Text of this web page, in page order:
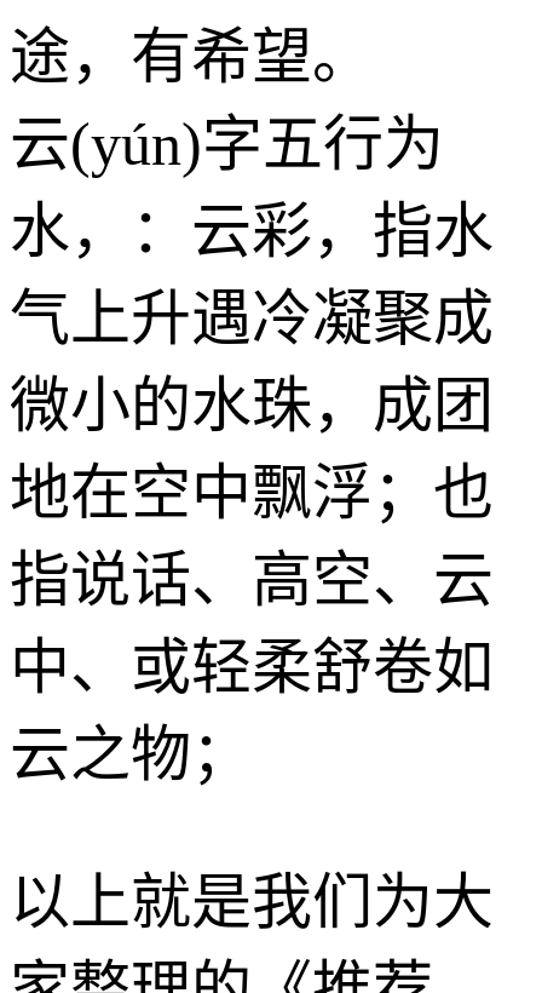
途，有希望。
云(yún)字五行为
水，：云彩，指水
气上升遇冷凝聚成
微小的水珠，成团
地在空中飘浮；也
指说话、高空、云
中、或轻柔舒卷如
云之物；
以上就是我们为大